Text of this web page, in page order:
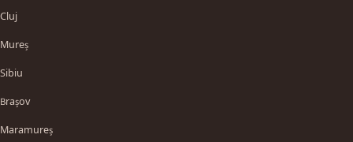
Cluj
Mureș
Sibiu
Brașov
Maramureș